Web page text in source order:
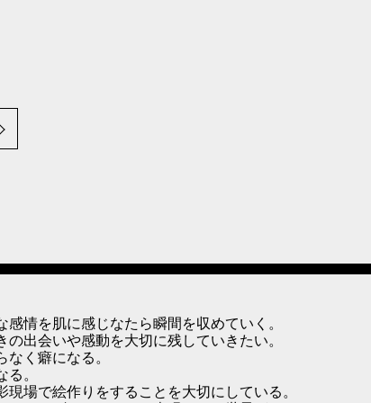
情を肌に感じなたら瞬間を収めていく。
出会いや感動を大切に残していきたい。
く癖になる。
。
場で絵作りをすることを大切にしている。